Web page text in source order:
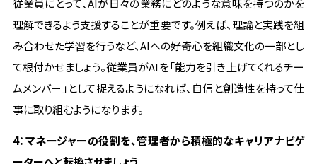
理解できるよう支援することが重要です。例えば、理論と実践を組
み合わせた学習を行うなど、AIへの好奇心を組織文化の一部とし
て根付かせましょう。従業員がAIを「能力を引き上げてくれるチー
ムメンバー」として捉えるようになれば、自信と創造性を持って仕
事に取り組むようになります。
4：マネージャーの役割を、管理者から積極的なキャリアナビゲ